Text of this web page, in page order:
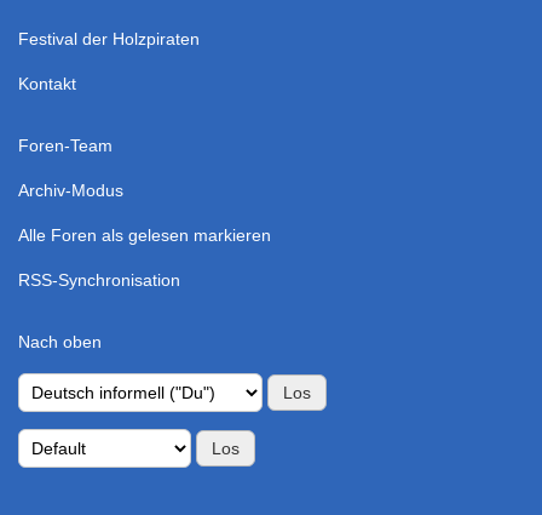
Festival der Holzpiraten
Kontakt
Foren-Team
Archiv-Modus
Alle Foren als gelesen markieren
RSS-Synchronisation
Nach oben